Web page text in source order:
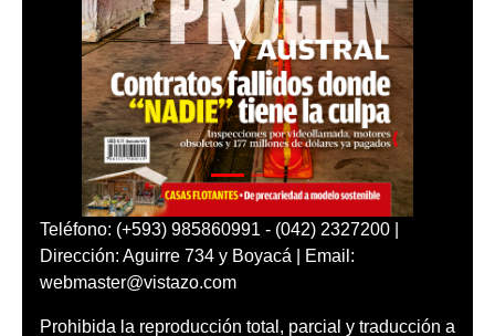
Teléfono: (+593) 985860991 - (042) 2327200 |
Dirección: Aguirre 734 y Boyacá | Email:
webmaster@vistazo.com
Prohibida la reproducción total, parcial y traducción a